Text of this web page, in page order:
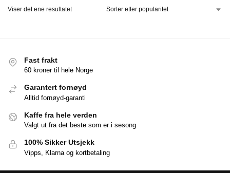
Viser det ene resultatet
Fast frakt
60 kroner til hele Norge
Garantert fornøyd
Alltid fornøyd-garanti
Kaffe fra hele verden
Valgt ut fra det beste som er i sesong
100% Sikker Utsjekk
Vipps, Klarna og kortbetaling